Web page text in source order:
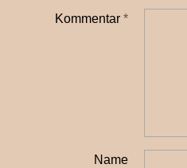
Kommentar *
Name